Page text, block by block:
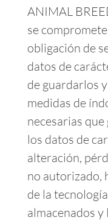
ANIMAL
se
obligación de
datos de
de guardarlos
medidas de
necesarias
los datos de
alteración,
no autorizado,
de la
almacenados y